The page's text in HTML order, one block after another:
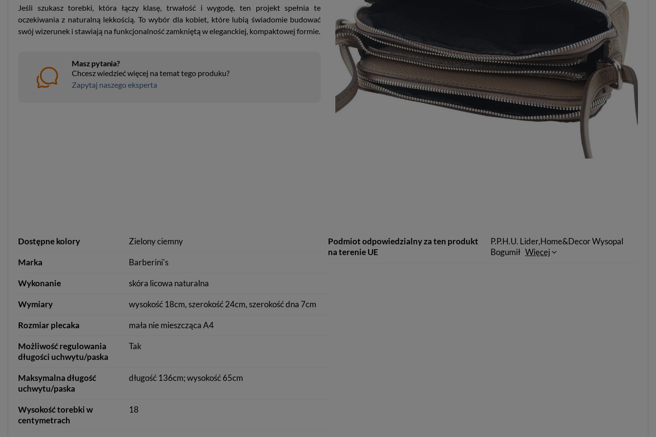
Jeśli szukasz torebki, która łączy klasę, trwałość i wygodę, ten projekt spełnia te
oczekiwania z naturalną lekkością. To wybór dla kobiet, które lubią świadomie budować
swój wizerunek i stawiają na funkcjonalność zamkniętą w eleganckiej, kompaktowej formie.
Masz pytania?
Chcesz wiedzieć więcej na temat tego produku?
Zapytaj naszego eksperta
Dostępne kolory Zielony ciemny
Marka Barberini's
Wykonanie skóra licowa naturalna
Wymiary wysokość 18cm, szerokość 24cm, szerokość dna 7cm
Rozmiar plecaka mała nie mieszcząca A4
Możliwość regulowania
długości uchwytu/paska
Tak
Maksymalna długość
uchwytu/paska
długość 136cm; wysokość 65cm
Wysokość torebki w
centymetrach
18
Podmiot odpowiedzialny za ten produkt
na terenie UE
P.P.H.U. Lider,Home&Decor Wysopal
Bogumił Więcej